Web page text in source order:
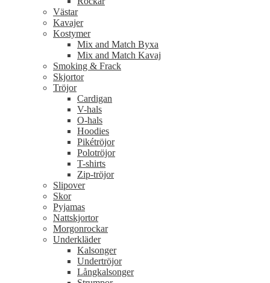
Västar
Kavajer
Kostymer
Mix and Match Byxa
Mix and Match Kavaj
Smoking & Frack
Skjortor
Tröjor
Cardigan
V-hals
O-hals
Hoodies
Pikétröjor
Polotröjor
T-shirts
Zip-tröjor
Slipover
Skor
Pyjamas
Nattskjortor
Morgonrockar
Underkläder
Kalsonger
Undertröjor
Långkalsonger